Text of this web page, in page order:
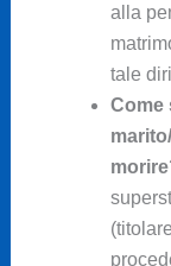
alla
tale
Come